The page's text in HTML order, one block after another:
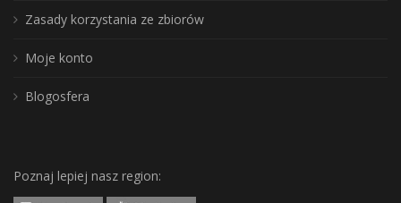
Zasady korzystania ze zbiorów
Moje konto
Blogosfera
Poznaj lepiej nasz region: